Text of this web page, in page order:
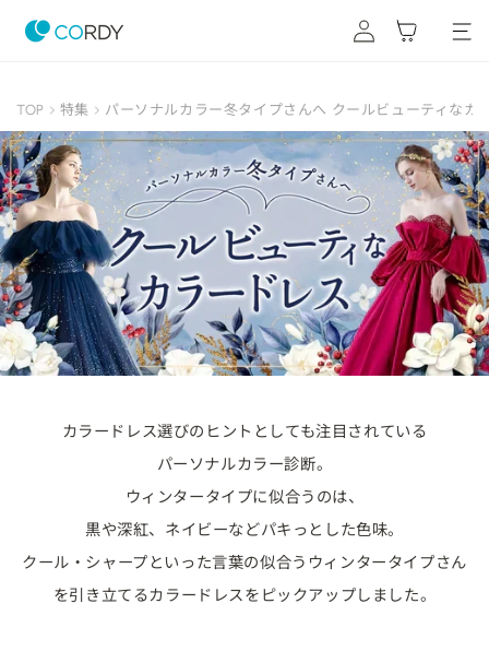
ンツに
進む
イ
ン
ー
TOP 特集 パーソナルカラー冬タイプさんへ クールビューティなカ
カラードレス選びのヒントとしても注目されている
パーソナルカラー診断。
ウィンタータイプに似合うのは、
黒や深紅、ネイビーなどパキっとした色味。
クール・シャープといった言葉の似合うウィンタータイプさん
を引き立てるカラードレスをピックアップしました。